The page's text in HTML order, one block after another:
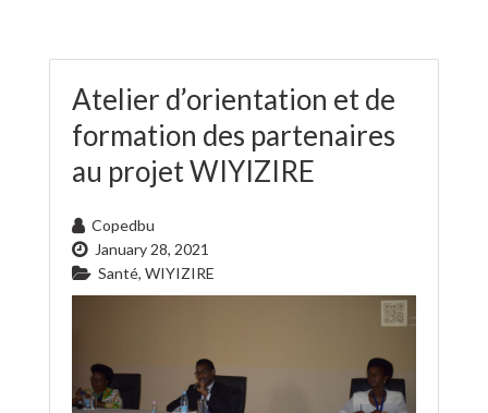
Atelier d’orientation et de
formation des partenaires
au projet WIYIZIRE
Copedbu
January 28, 2021
Santé, WIYIZIRE